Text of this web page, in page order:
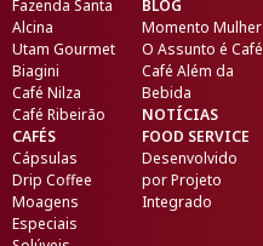
Fazenda Santa
Alcina
Utam Gourmet
Biagini
Café Nilza
Café Ribeirão
CAFÉS
Cápsulas
Drip Coffee
Moagens
Especiais
BLOG
Momento Mulher
O Assunto é Café
Café Além da
Bebida
NOTÍCIAS
FOOD SERVICE
Desenvolvido
porProjeto
Integrado